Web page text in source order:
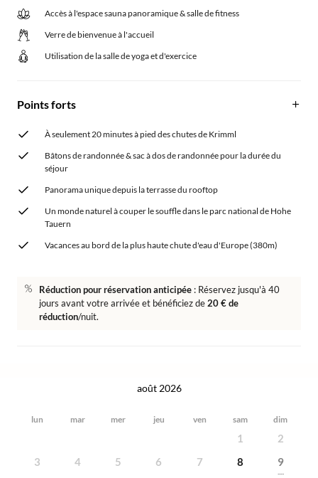
Accès à l'espace sauna panoramique & salle de fitness
Verre de bienvenue à l'accueil
Utilisation de la salle de yoga et d'exercice
Points forts
À seulement 20 minutes à pied des chutes de Krimml
Bâtons de randonnée & sac à dos de randonnée pour la durée du
séjour
Panorama unique depuis la terrasse du rooftop
Un monde naturel à couper le souffle dans le parc national de Hohe
Tauern
Vacances au bord de la plus haute chute d'eau d'Europe (380m)
Réduction pour réservation anticipée : Réservez jusqu'à 40
jours avant votre arrivée et bénéficiez de20 € de
réduction/nuit.
août 2026
lun mar mer jeu ven sam dim
1
2
3
4 5 6 7 8 9
---